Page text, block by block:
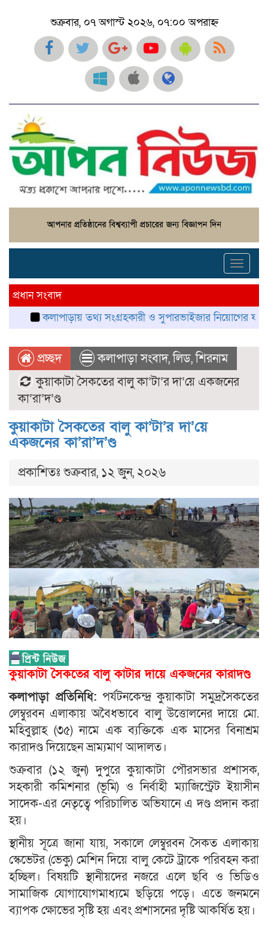
শুক্রবার, ০৭ অগাস্ট ২০২৬, ০৭:০০ অপরাহ্ন
প্রধান সংবাদ
কলাপাড়ায় তথ্য সংগ্রহকারী ও সুপারভাইজার নিয়োগের ফল প্রকাশ,
প্রচ্ছদ কলাপাড়া সংবাদ,লিড,শিরনাম
কুয়াকাটা সৈকতের বালু কা’টা’র দা’য়ে একজনের
কা’রা’দ’ণ্ড
কুয়াকাটা সৈকতের বালু কা’টা’র দা’য়ে
একজনের কা’রা’দ’ণ্ড
প্রকাশিতঃ শুক্রবার, ১২ জুন, ২০২৬
কুয়াকাটা সৈকতের বালু কাটার দায়ে একজনের কারাদণ্ড
কলাপাড়া প্রতিনিধি: পর্যটনকেন্দ্র কুয়াকাটা সমুদ্রসৈকতের
লেম্বুরবন এলাকায় অবৈধভাবে বালু উত্তোলনের দায়ে মো.
মহিবুল্লাহ (৩৫) নামে এক ব্যক্তিকে এক মাসের বিনাশ্রম
কারাদণ্ড দিয়েছেন ভ্রাম্যমাণ আদালত।
শুক্রবার (১২ জুন) দুপুরে কুয়াকাটা পৌরসভার প্রশাসক,
সহকারী কমিশনার (ভূমি) ও নির্বাহী ম্যাজিস্ট্রেট ইয়াসীন
সাদেক-এর নেতৃত্বে পরিচালিত অভিযানে এ দণ্ড প্রদান করা
হয়।
স্থানীয় সূত্রে জানা যায়, সকালে লেম্বুরবন সৈকত এলাকায়
স্কেভেটর (ভেকু) মেশিন দিয়ে বালু কেটে ট্রাকে পরিবহন করা
হচ্ছিল। বিষয়টি স্থানীয়দের নজরে এলে ছবি ও ভিডিও
সামাজিক যোগাযোগমাধ্যমে ছড়িয়ে পড়ে। এতে জনমনে
ব্যাপক ক্ষোভের সৃষ্টি হয় এবং প্রশাসনের দৃষ্টি আকর্ষিত হয়।